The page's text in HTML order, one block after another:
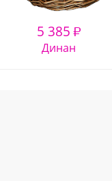
5 385 ₽
Динан